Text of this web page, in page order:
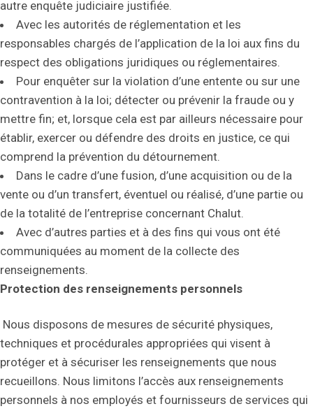
autre enquête judiciaire justifiée.
Avec les autorités de réglementation et les
responsables chargés de l’application de la loi aux fins du
respect des obligations juridiques ou réglementaires.
Pour enquêter sur la violation d’une entente ou sur une
contravention à la loi; détecter ou prévenir la fraude ou y
mettre fin; et, lorsque cela est par ailleurs nécessaire pour
établir, exercer ou défendre des droits en justice, ce qui
comprend la prévention du détournement.
Dans le cadre d’une fusion, d’une acquisition ou de la
vente ou d’un transfert, éventuel ou réalisé, d’une partie ou
de la totalité de l’entreprise concernant Chalut.
Avec d’autres parties et à des fins qui vous ont été
communiquées au moment de la collecte des
renseignements.
Protection des renseignements personnels
Nous disposons de mesures de sécurité physiques,
techniques et procédurales appropriées qui visent à
protéger et à sécuriser les renseignements que nous
recueillons. Nous limitons l’accès aux renseignements
personnels à nos employés et fournisseurs de services qui